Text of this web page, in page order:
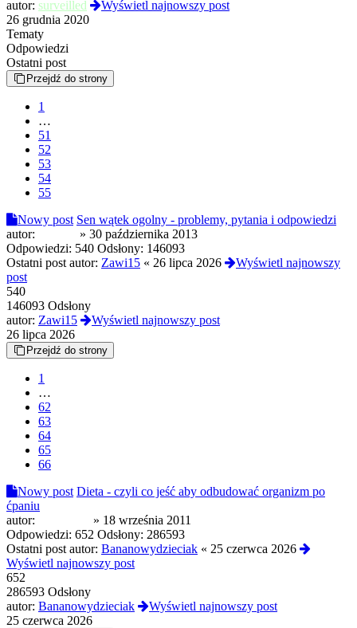
autor: surveilled
Wyświetl najnowszy post
26 grudnia 2020
Tematy
Odpowiedzi
Ostatni post
Przejdź do strony
1
…
51
52
53
54
55
Nowy post Sen wątek ogolny - problemy, pytania i odpowiedzi
autor:
» 30 października 2013
Odpowiedzi: 540 Odsłony: 146093
Ostatni post autor: Zawi15 « 26 lipca 2026
Wyświetl najnowszy
post
540
146093 Odsłony
autor: Zawi15
Wyświetl najnowszy post
26 lipca 2026
Przejdź do strony
1
…
62
63
64
65
66
Nowy post Dieta - czyli co jeść aby odbudować organizm po
ćpaniu
autor:
» 18 września 2011
Odpowiedzi: 652 Odsłony: 286593
Ostatni post autor: Bananowydzieciak « 25 czerwca 2026
Wyświetl najnowszy post
652
286593 Odsłony
autor: Bananowydzieciak
Wyświetl najnowszy post
25 czerwca 2026